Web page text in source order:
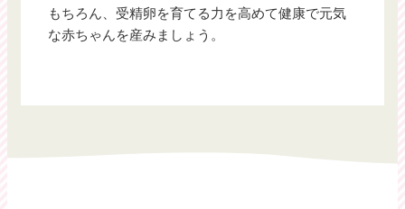
もちろん、受精卵を育てる力を高めて健康で元気
な赤ちゃんを産みましょう。